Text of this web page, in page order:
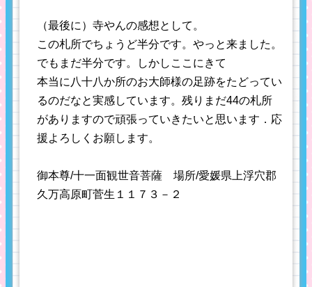
（最後に）寺やんの感想として。
この札所でちょうど半分です。やっと来ました。
でもまだ半分です。しかしここにきて
本当に八十八か所のお大師様の足跡をたどってい
るのだなと実感しています。残りまだ44の札所
がありますので頑張っていきたいと思います．応
援よろしくお願します。
御本尊/十一面観世音菩薩 場所/愛媛県上浮穴郡
久万高原町菅生１１７３－２